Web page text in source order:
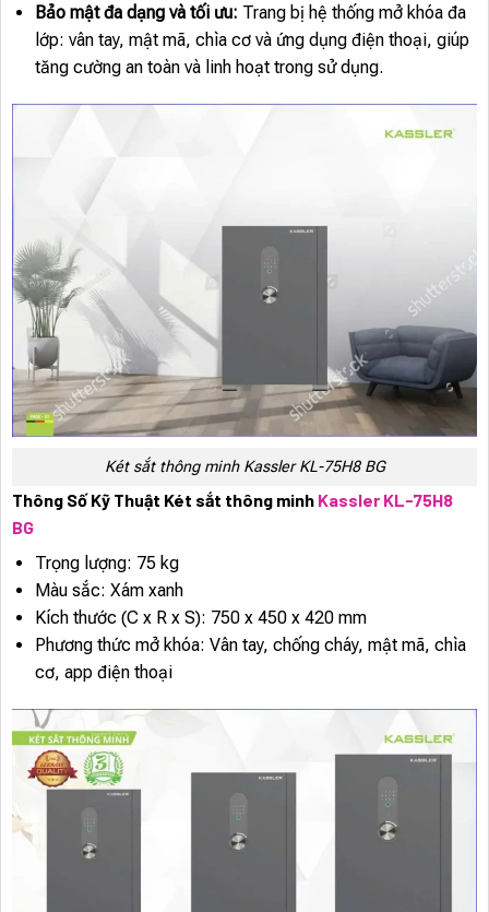
Bảo mật đa dạng và tối ưu: Trang bị hệ thống mở khóa đa
lớp: vân tay, mật mã, chìa cơ và ứng dụng điện thoại, giúp
tăng cường an toàn và linh hoạt trong sử dụng.
Két sắt thông minh Kassler KL-75H8 BG
Thông Số Kỹ Thuật Két sắt thông minh Kassler KL-75H8
BG
Trọng lượng: 75 kg
Màu sắc: Xám xanh
Kích thước (C x R x S): 750 x 450 x 420 mm
Phương thức mở khóa: Vân tay, chống cháy, mật mã, chìa
cơ, app điện thoại